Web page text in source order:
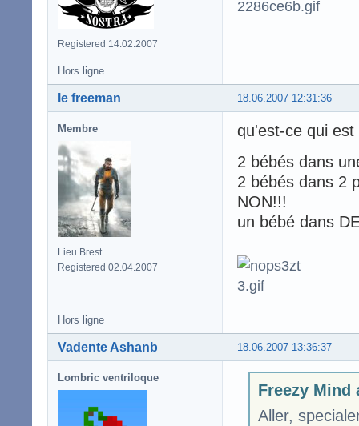
Registered 14.02.2007
Hors ligne
18.06.2007 12:31:36
le freeman
Membre
Lieu Brest
Registered 02.04.2007
qu'est-ce qui
2 bébés dans
2 bébés dans 2
NON!!!
un bébé dans
Hors ligne
18.06.2007 13:36:37
Vadente Ashanb
Lombric ventriloque
Freezy Mind
Aller,